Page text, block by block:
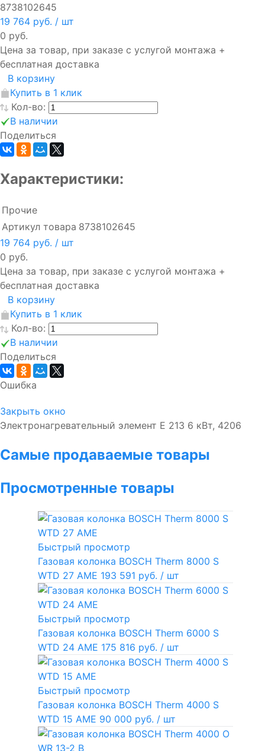
8738102645
19 764 руб. / шт
0 руб.
Цена за товар, при заказе с услугой монтажа +
бесплатная доставка
В корзину
Купить в 1 клик
Кол-во:
В наличии
Поделиться
Характеристики:
Прочие
Артикул товара 8738102645
19 764 руб. / шт
0 руб.
Цена за товар, при заказе с услугой монтажа +
бесплатная доставка
В корзину
Купить в 1 клик
Кол-во:
В наличии
Поделиться
Ошибка
Закрыть окно
Электронагревательный элемент E 213 6 кВт, 4206
Самые продаваемые товары
Просмотренные товары
Быстрый просмотр
Газовая колонка BOSCH Therm 8000 S
WTD 27 AME 193 591 руб. / шт
Быстрый просмотр
Газовая колонка BOSCH Therm 6000 S
WTD 24 AME 175 816 руб. / шт
Быстрый просмотр
Газовая колонка BOSCH Therm 4000 S
WTD 15 AME 90 000 руб. / шт